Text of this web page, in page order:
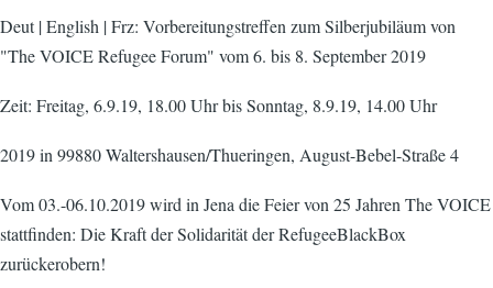
Deut | English | Frz: Vorbereitungstreffen zum Silberjubiläum von
"The VOICE Refugee Forum" vom 6. bis 8. September 2019
Zeit: Freitag, 6.9.19, 18.00 Uhr bis Sonntag, 8.9.19, 14.00 Uhr
2019 in 99880 Waltershausen/Thueringen, August-Bebel-Straße 4
Vom 03.-06.10.2019 wird in Jena die Feier von 25 Jahren The VOICE
stattfinden: Die Kraft der Solidarität der RefugeeBlackBox
zurückerobern!